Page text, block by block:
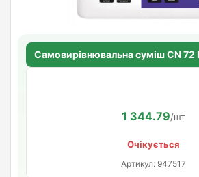
Самовирівнювальна суміш CN 72
1 344.79/шт
Очікується
Артикул: 947517